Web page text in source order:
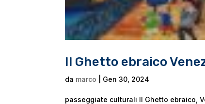
Il Ghetto ebraico
da marco Gen 30, 2024
passeggiate culturali Il Ghetto ebraico,